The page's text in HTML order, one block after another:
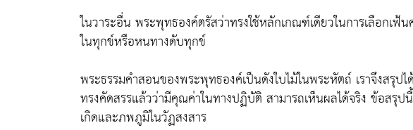
ในวาระอื่น พระพุทธองค์ตรัสว่าทรงใช้หลักเกณฑ์เดียวในการเลือกเ
ในทุกข์หรือหนทางดับทุกข์
พระธรรมคำสอนของพระพุทธองค์เป็นดังใบไม้ในพระหัตถ์ เราจึงสรุ
ทรงคัดสรรแล้วว่ามีคุณค่าในทางปฏิบัติ สามารถเห็นผลได้จริง ข้อสรุป
เกิดและภพภูมิในวัฏสงสาร